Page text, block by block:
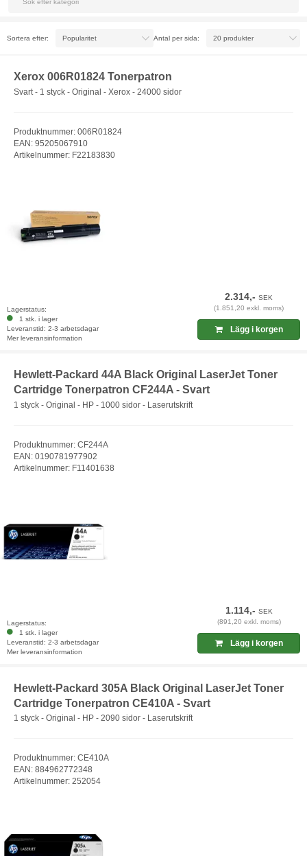
Sortera efter: Antal per sida:
Xerox 006R01824 Tonerpatron
Svart - 1 styck - Original - Xerox - 24000 sidor
Produktnummer: 006R01824
EAN: 95205067910
Artikelnummer: F22183830
Lagerstatus:
1 stk. i lager
Leveranstid: 2-3 arbetsdagar
Mer leveransinformation
2.314,-SEK
(1.851,20 exkl. moms)
Lägg i korgen
Hewlett-Packard 44A Black Original LaserJet Toner
Cartridge Tonerpatron CF244A - Svart
1 styck - Original - HP - 1000 sidor - Laserutskrift
Produktnummer: CF244A
EAN: 0190781977902
Artikelnummer: F11401638
Lagerstatus:
1 stk. i lager
Leveranstid: 2-3 arbetsdagar
Mer leveransinformation
1.114,- SEK
(891,20 exkl. moms)
Lägg i korgen
Hewlett-Packard 305A Black Original LaserJet Toner
Cartridge Tonerpatron CE410A - Svart
1 styck - Original - HP - 2090 sidor - Laserutskrift
Produktnummer: CE410A
EAN: 884962772348
Artikelnummer: 252054